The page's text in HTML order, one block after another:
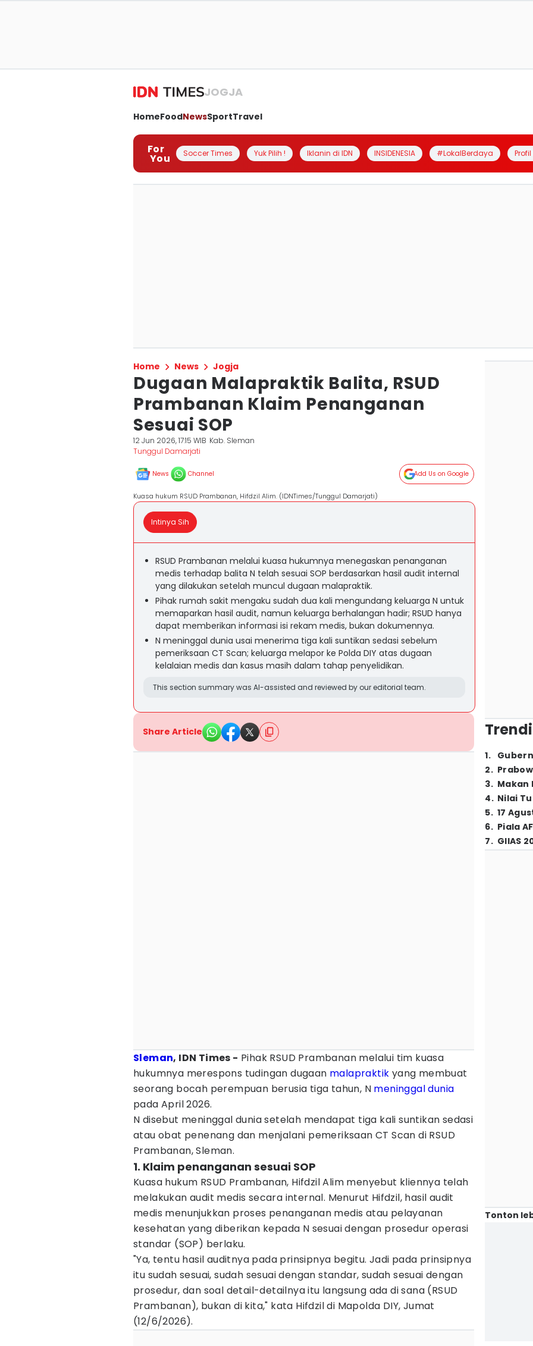
JOGJA
HomeFoodNewsSportTravel
For
You Soccer Times Yuk Pilih ! Iklanin di IDN INSIDENESIA #LokalBerdaya
Home News Jogja
Dugaan Malapraktik Balita, RSUD
Prambanan Klaim Penanganan
Sesuai SOP
12 Jun 2026, 17:15 WIB Kab. Sleman
Tunggul Damarjati
News Channel Add Us on Google
Kuasa hukum RSUD Prambanan, Hifdzil Alim. (IDNTimes/Tunggul Damarjati)
Intinya Sih
RSUD Prambanan melalui kuasa hukumnya menegaskan penanganan
medis terhadap balita N telah sesuai SOP berdasarkan hasil audit internal
yang dilakukan setelah muncul dugaan malapraktik.
Pihak rumah sakit mengaku sudah dua kali mengundang keluarga N untuk
memaparkan hasil audit, namun keluarga berhalangan hadir; RSUD hanya
dapat memberikan informasi isi rekam medis, bukan dokumennya.
N meninggal dunia usai menerima tiga kali suntikan sedasi sebelum
pemeriksaan CT Scan; keluarga melapor ke Polda DIY atas dugaan
kelalaian medis dan kasus masih dalam tahap penyelidikan.
This section summary was AI-assisted and reviewed by our editorial team.
Share Article
Sleman, IDN Times - Pihak RSUD Prambanan melalui tim kuasa
hukumnya merespons tudingan dugaan malapraktik yang membuat
seorang bocah perempuan berusia tiga tahun, N meninggal dunia
pada April 2026.
N disebut meninggal dunia setelah mendapat tiga kali suntikan sedasi
atau obat penenang dan menjalani pemeriksaan CT Scan di RSUD
Prambanan, Sleman.
1. Klaim penanganan sesuai SOP
Kuasa hukum RSUD Prambanan, Hifdzil Alim menyebut kliennya telah
melakukan audit medis secara internal. Menurut Hifdzil, hasil audit
medis menunjukkan proses penanganan medis atau pelayanan
kesehatan yang diberikan kepada N sesuai dengan prosedur operasi
standar (SOP) berlaku.
"Ya, tentu hasil auditnya pada prinsipnya begitu. Jadi pada prinsipnya
itu sudah sesuai, sudah sesuai dengan standar, sudah sesuai dengan
prosedur, dan soal detail-detailnya itu langsung ada di sana (RSUD
Prambanan), bukan di kita," kata Hifdzil di Mapolda DIY, Jumat
(12/6/2026).
1.
2.
3. Makan
4. Nilai
5. 17
6. Piala
7. GIIAS
Tonton